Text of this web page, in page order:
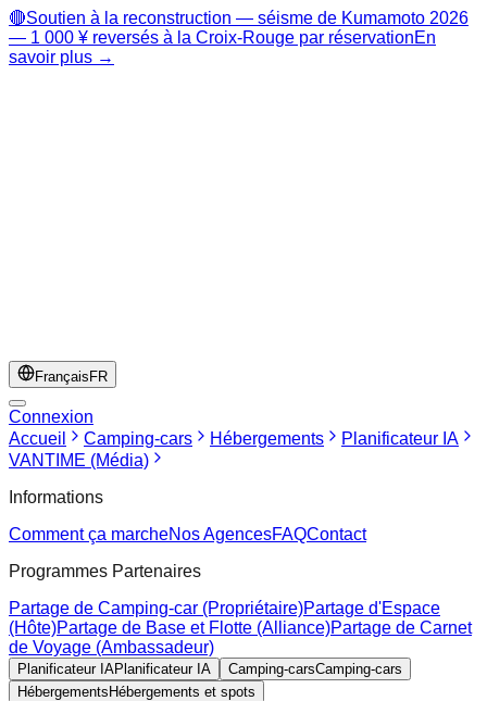
🔴Soutien à la reconstruction — séisme de Kumamoto 2026
— 1 000 ¥ reversés à la Croix-Rouge par réservationEn
savoir plus →
Français FR
Connexion
Accueil
Camping-cars Hébergements
Planificateur IA
VANTIME (Média)
Informations
Comment ça marcheNos AgencesFAQContact
Programmes Partenaires
Partage de Camping-car (Propriétaire)Partage d'Espace
(Hôte)Partage de Base et Flotte (Alliance)Partage de Carnet
de Voyage (Ambassadeur)
Planificateur IAPlanificateur IA Camping-carsCamping-cars
Hébergements Hébergements et spots